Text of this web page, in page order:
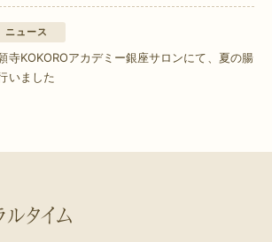
ニュース
寺KOKOROアカデミー銀座サロンにて、夏の腸
いました
タイム